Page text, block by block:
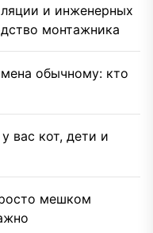
и инженерных
монтажника
обычному: кто
вас кот, дети и
мешком